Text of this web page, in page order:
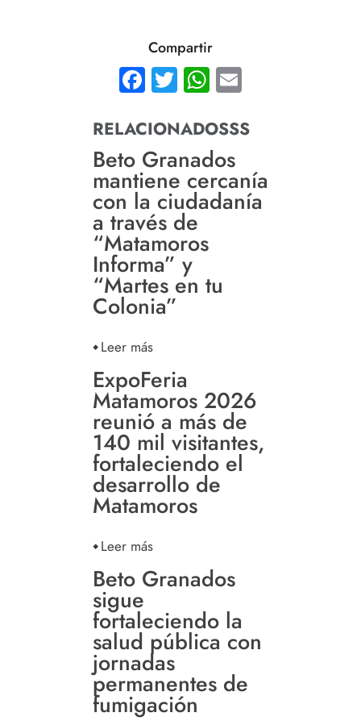
Compartir
Facebook
TwitterWhatsApp
RELACIONADOSSS
Beto Granados
mantiene cercanía
con la ciudadanía
a través de
“Matamoros
Informa” y
“Martes en tu
Colonia”
Leer más
ExpoFeria
Matamoros 2026
reunió a más de
140 mil visitantes,
fortaleciendo el
desarrollo de
Matamoros
Leer más
Beto Granados
sigue
fortaleciendo la
salud pública con
jornadas
permanentes de
fumigación